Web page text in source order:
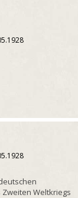
Weltkriegs